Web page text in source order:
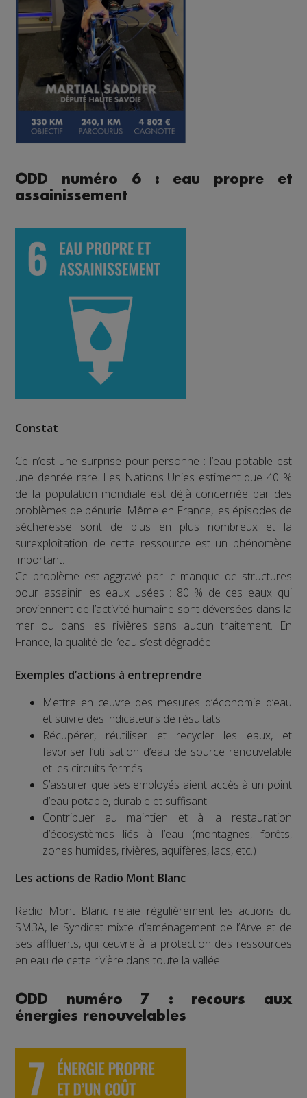
ODD numéro 6 : eau propre et
assainissement
Constat
Ce n’est une surprise pour personne : l’eau potable est
une denrée rare. Les Nations Unies estiment que 40 %
de la population mondiale est déjà concernée par des
problèmes de pénurie. Même en France, les épisodes de
sécheresse sont de plus en plus nombreux et la
surexploitation de cette ressource est un phénomène
important.
Ce problème est aggravé par le manque de structures
pour assainir les eaux usées : 80 % de ces eaux qui
proviennent de l’activité humaine sont déversées dans la
mer ou dans les rivières sans aucun traitement. En
France, la qualité de l’eau s’est dégradée.
Exemples d’actions à entreprendre
Mettre en œuvre des mesures d’économie d’eau
et suivre des indicateurs de résultats
Récupérer, réutiliser et recycler les eaux, et
favoriser l’utilisation d’eau de source renouvelable
et les circuits fermés
S’assurer que ses employés aient accès à un point
d’eau potable, durable et suffisant
Contribuer au maintien et à la restauration
d’écosystèmes liés à l’eau (montagnes, forêts,
zones humides, rivières, aquifères, lacs, etc.)
Les actions de Radio Mont Blanc
Radio Mont Blanc relaie régulièrement les actions du
SM3A, le Syndicat mixte d’aménagement de l’Arve et de
ses affluents, qui œuvre à la protection des ressources
en eau de cette rivière dans toute la vallée.
ODD numéro 7 : recours aux
énergies renouvelables